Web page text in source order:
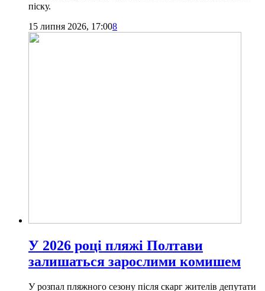
піску.
15 липня 2026, 17:008
У 2026 році пляжі Полтави
залишаться зарослими комишем
У розпал пляжного сезону після скарг жителів депутати